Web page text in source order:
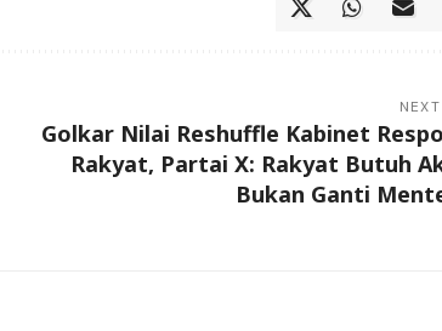
Golkar Nilai Reshuffle Kabinet
Rakyat, Partai X: Rakyat Butuh
Bukan Ganti